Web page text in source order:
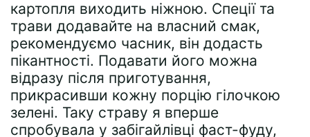
картопля виходить ніжною. Спеції та
трави додавайте на власний смак,
рекомендуємо часник, він додасть
пікантності. Подавати його можна
відразу після приготування,
прикрасивши кожну порцію гілочкою
зелені. Таку страву я вперше
спробувала у забігайлівці фаст-фуду,